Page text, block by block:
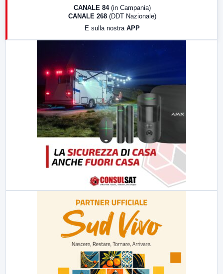
CANALE 84 (in Campania)
CANALE 268 (DDT Nazionale)
E sulla nostra APP